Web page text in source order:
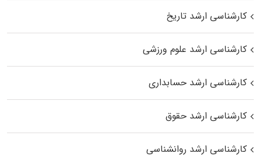
کارشناسی ارشد تاریخ
کارشناسی ارشد علوم ورزشی
کارشناسی ارشد حسابداری
کارشناسی ارشد حقوق
کارشناسی ارشد روانشناسی